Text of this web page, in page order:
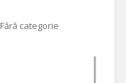
Fără categorie